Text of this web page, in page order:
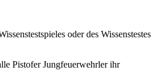
oder des Wissenstestes
Pistofer Jungfeuerwehrler ihr